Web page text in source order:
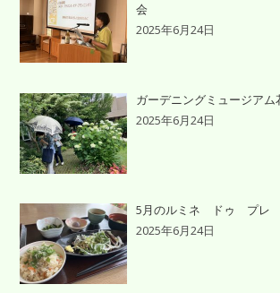
会
2025年6月24日
ガーデニングミュージアム
2025年6月24日
5月のルミネ ドゥ プレ
2025年6月24日